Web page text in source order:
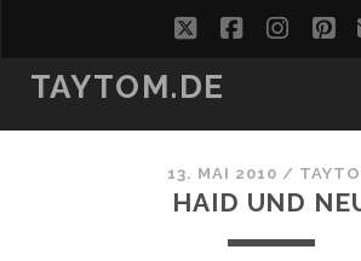
twitterfacebook
TAYTOM.DE
13. MAI 2010 /
HAID UND